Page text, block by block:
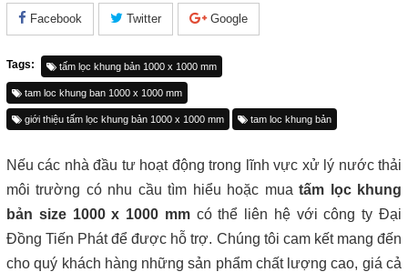
Facebook Twitter Google
Tags: tấm lọc khung bản 1000 x 1000 mm
tam loc khung ban 1000 x 1000 mm
giới thiệu tấm lọc khung bản 1000 x 1000 mm tam loc khung bản
Nếu các nhà đầu tư hoạt động trong lĩnh vực xử lý nước thải
môi trường có nhu cầu tìm hiểu hoặc muatấm lọc khung
bản size 1000 x 1000 mmcó thể liên hệ với công ty Đại
Đồng Tiến Phát để được hỗ trợ. Chúng tôi cam kết mang đến
cho quý khách hàng những sản phẩm chất lượng cao, giá cả